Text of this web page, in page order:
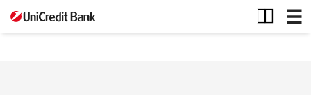
Céges
termék